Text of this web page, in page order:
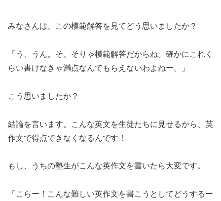
みなさんは、この模範解答を見てどう思いましたか？
「う、うん。そ、そりゃ模範解答だからね。確かにこれく
らい書けなきゃ満点なんてもらえないわよねー。」
こう思いましたか？
結論を言います。こんな英文を生徒たちに見せるから、英
作文で得点できなくなるんです！
もし、うちの塾生がこんな英作文を書いたら大変です。
「こらー！こんな難しい英作文を書こうとしてどうするー